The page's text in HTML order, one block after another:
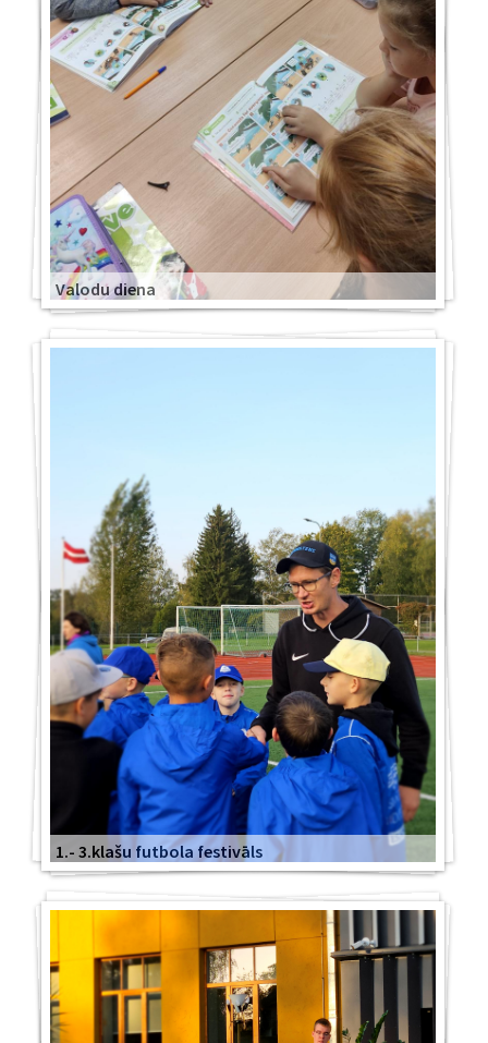
Valodu diena
1.- 3.klašu futbola festivāls